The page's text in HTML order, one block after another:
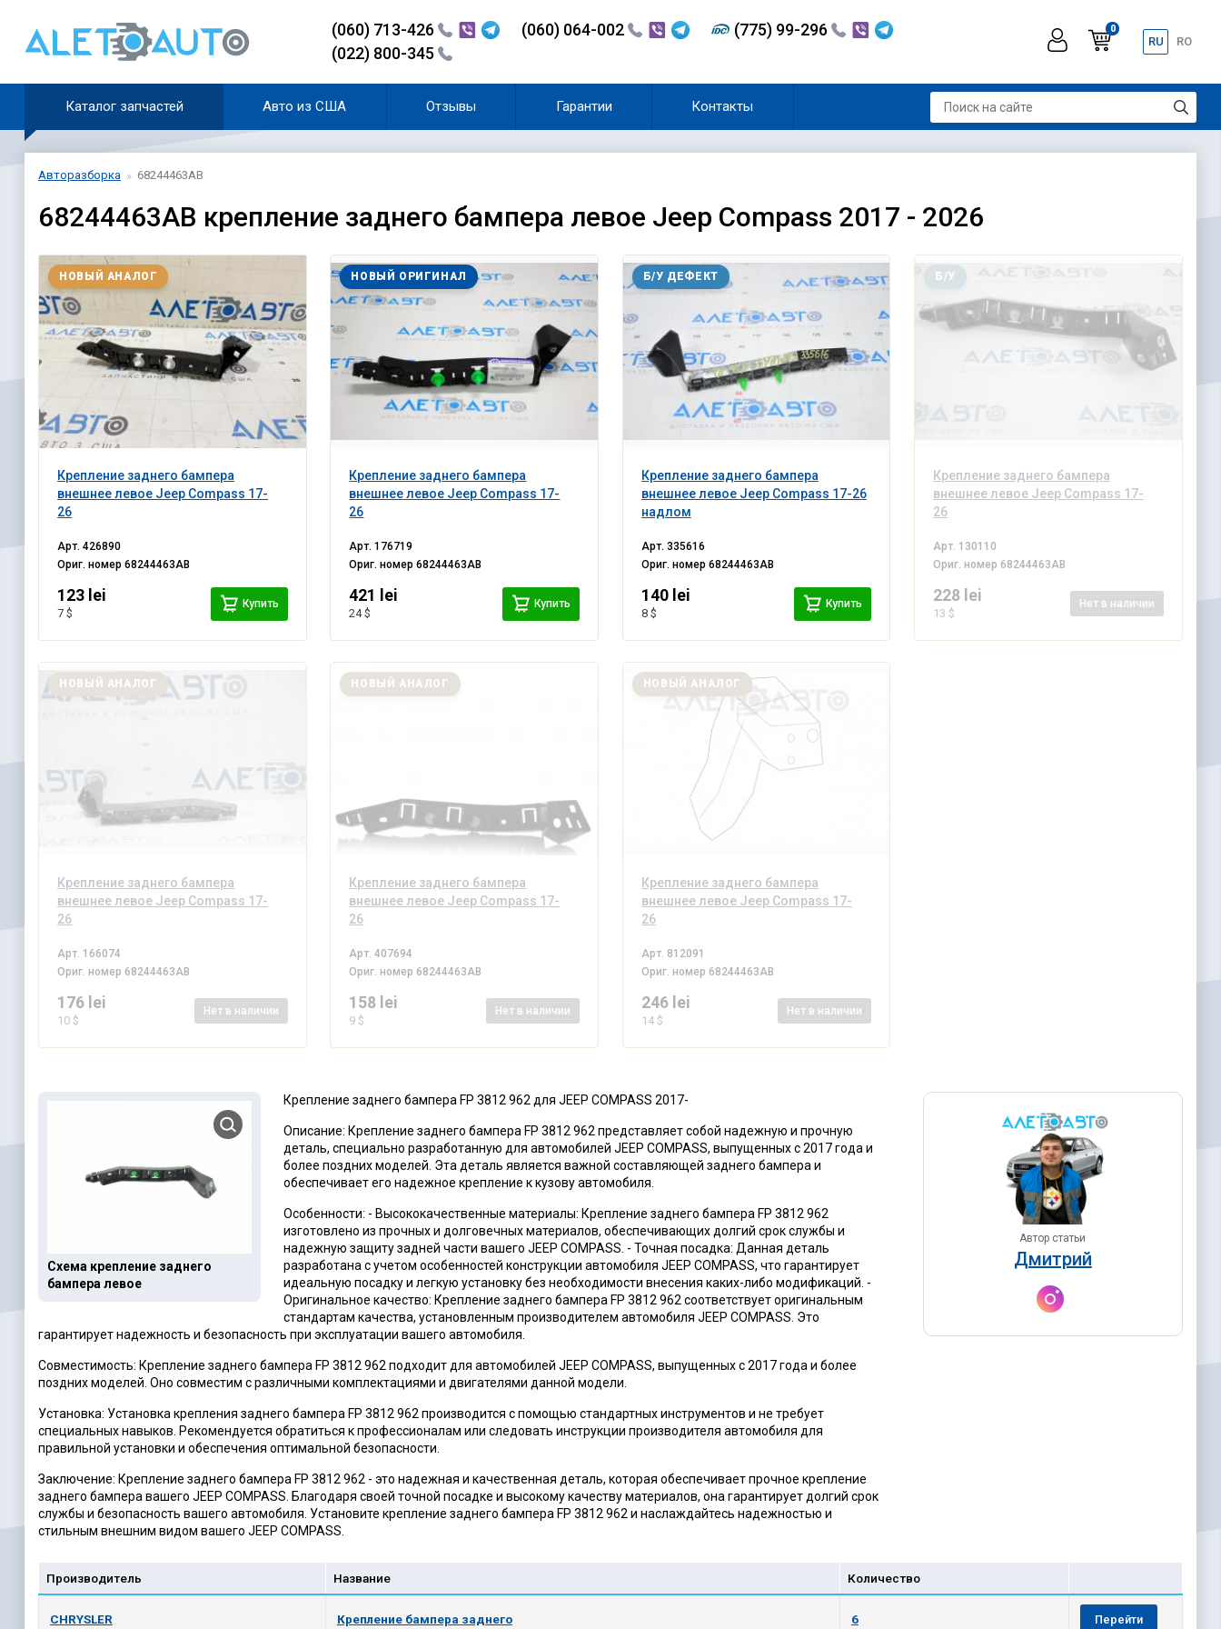
(060) 713-426 (060) 064-002
(775) 99-296
(022) 800-345
0
RU RO
Каталог запчастей Авто из США Отзывы Гарантии Контакты
Авторазборка 68244463AB
68244463AB крепление заднего бампера левое Jeep Compass 2017 - 2026
Крепление заднего бампера
внешнее левое Jeep Compass 17-
26
НОВЫЙ АНАЛОГ
Арт.426890
Ориг. номер68244463AB
123 lei
7 $
Купить
Крепление заднего бампера
внешнее левое Jeep Compass 17-
26
НОВЫЙ ОРИГИНАЛ
Арт.176719
Ориг. номер68244463AB
421 lei
24 $
Купить
Крепление заднего бампера
внешнее левое Jeep Compass 17-26
надлом
Б/У ДЕФЕКТ
Арт. 335616
Ориг. номер 68244463AB
140 lei
8 $
Купить
Крепление заднего бампера
внешнее левое Jeep Compass 17-
26
Б/У
Арт. 130110
Ориг. номер 68244463AB
228 lei
13 $
Нет в наличии
Крепление заднего бампера
внешнее левое Jeep Compass 17-
26
НОВЫЙ АНАЛОГ
Арт. 166074
Ориг. номер 68244463AB
176 lei
10 $
Нет в наличии
Крепление заднего бампера
внешнее левое Jeep Compass 17-
26
НОВЫЙ АНАЛОГ
Арт.407694
Ориг. номер 68244463AB
158 lei
9 $
Нет в наличии
Крепление заднего бампера
внешнее левое Jeep Compass 17-
26
НОВЫЙ АНАЛОГ
Арт. 812091
Ориг. номер 68244463AB
246 lei
14 $
Нет в наличии
Схема крепление заднего
бампера левое
Крепление заднего бампера FP 3812 962 для JEEP COMPASS 2017-
Описание: Крепление заднего бампера FP 3812 962 представляет собой надежную и прочную
деталь, специально разработанную для автомобилей JEEP COMPASS, выпущенных с 2017 года и
более поздних моделей. Эта деталь является важной составляющей заднего бампера и
обеспечивает его надежное крепление к кузову автомобиля.
Особенности: - Высококачественные материалы: Крепление заднего бампера FP 3812 962
изготовлено из прочных и долговечных материалов, обеспечивающих долгий срок службы и
надежную защиту задней части вашего JEEP COMPASS. - Точная посадка: Данная деталь
разработана с учетом особенностей конструкции автомобиля JEEP COMPASS, что гарантирует
идеальную посадку и легкую установку без необходимости внесения каких-либо модификаций. -
Оригинальное качество: Крепление заднего бампера FP 3812 962 соответствует оригинальным
стандартам качества, установленным производителем автомобиля JEEP COMPASS. Это
гарантирует надежность и безопасность при эксплуатации вашего автомобиля.
Совместимость: Крепление заднего бампера FP 3812 962 подходит для автомобилей JEEP COMPASS, выпущенных с 2017 года и более
поздних моделей. Оно совместим с различными комплектациями и двигателями данной модели.
Установка: Установка крепления заднего бампера FP 3812 962 производится с помощью стандартных инструментов и не требует
специальных навыков. Рекомендуется обратиться к профессионалам или следовать инструкции производителя автомобиля для
правильной установки и обеспечения оптимальной безопасности.
Заключение: Крепление заднего бампера FP 3812 962 - это надежная и качественная деталь, которая обеспечивает прочное крепление
заднего бампера вашего JEEP COMPASS. Благодаря своей точной посадке и высокому качеству материалов, она гарантирует долгий срок
службы и безопасность вашего автомобиля. Установите крепление заднего бампера FP 3812 962 и наслаждайтесь надежностью и
стильным внешним видом вашего JEEP COMPASS.
Автор статьи
Дмитрий
Производитель Название Количество
CHRYSLER Крепление бампера заднего 6